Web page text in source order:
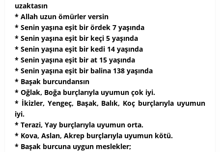
uzaktasın
* Allah uzun ömürler versin
* Senin yaşına eşit bir ördek 7 yaşında
* Senin yaşına eşit bir keçi 5 yaşında
* Senin yaşına eşit bir kedi 14 yaşında
* Senin yaşına eşit bir at 15 yaşında
* Senin yaşına eşit bir balina 138 yaşında
* Başak burcundansın
* Oğlak, Boğa burçlarıyla uyumun çok iyi.
* İkizler, Yengeç, Başak, Balık, Koç burçlarıyla uyumun
iyi.
* Terazi, Yay burçlarıyla uyumun orta.
* Kova, Aslan, Akrep burçlarıyla uyumun kötü.
* Başak burcuna uygun meslekler;